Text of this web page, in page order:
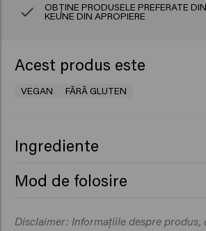
OBȚINE PRODUSELE PREFERATE
KEUNE DIN APROPIERE
Acest produs este
VEGAN FĂRĂ GLUTEN
Ingrediente
Cetearyl Alcohol, Phenyl
Dicaprylate/Dicaprate,
Mod de folosire
preferință.
Disclaimer: Informațiile despre produs,